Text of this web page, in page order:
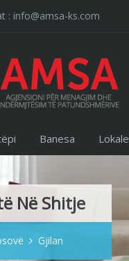
: info@amsa-ks.com
Banesa Lokale
Në Shitje
Gjilan